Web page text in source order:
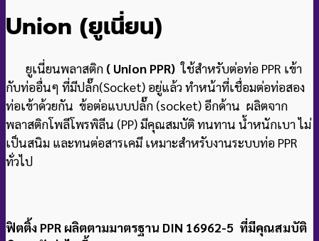
Union (ยูเนี่ยน)
ยูเนี่ยนพลาสติก ( Union PPR)ใช้สำหรับต่อท่อ PPR เข้า
กับท่ออื่นๆ ที่มีปลั๊ก(Socket) อยู่แล้ว ทำหน้าที่เชื่อมต่อท่อสอง
ท่อเข้าด้วยกัน ข้อต่อแบบปลั๊ก (socket) อีกด้าน ผลิตจาก
พลาสติกโพลีโพรพิลีน (PP) มีคุณสมบัติ ทนทาน น้ำหนักเบา ไม่
เป็นสนิม และทนต่อสารเคมี เหมาะสำหรับงานระบบท่อ PPR
ทั่วไป
ฟิตติ้ง PPR ผลิตตามมาตรฐาน DIN 16962-5 ที่มีคุณสมบัติ